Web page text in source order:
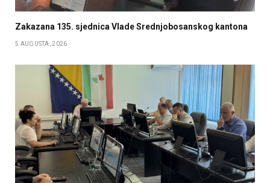
Zakazana 135. sjednica Vlade Srednjobosanskog kantona
5 AUGUSTA, 2026